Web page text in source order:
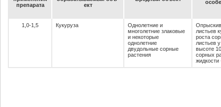
пре­па­ра­та
ект
1,0-1,5 Кукуруза
Однолетние и
многолетние злаковые
и некоторые
однолетние
двудольные сорные
растения
листьев
роста
листьев
высоте
сорных
жидкости